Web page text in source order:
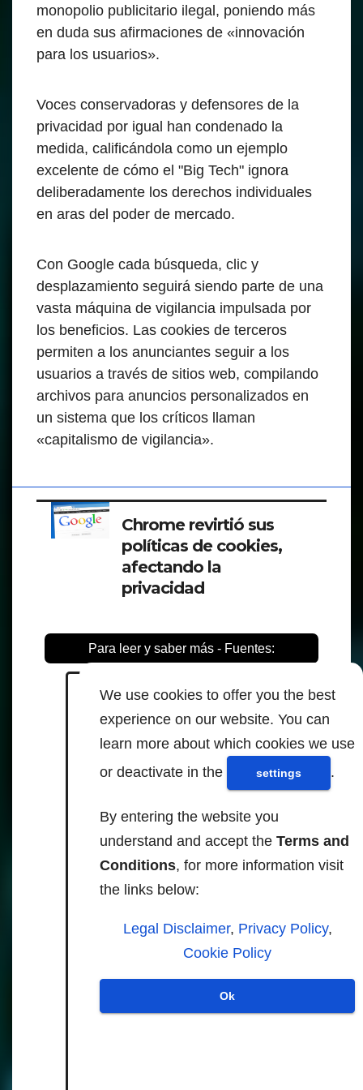
We use cookies to offer you the best
experience on our website. You can
learn more about which cookies we use
or deactivate in the
settings .
By entering the website you
understand and accept the Terms and
Conditions, for more information visit
the links below:
Legal Disclaimer, Privacy Policy,
Cookie Policy
Ok
monopolio publicitario ilegal, poniendo más
en duda sus afirmaciones de «innovación
para los usuarios».
Voces conservadoras y defensores de la
privacidad por igual han condenado la
medida, calificándola como un ejemplo
excelente de cómo el "Big Tech" ignora
deliberadamente los derechos individuales
en aras del poder de mercado.
Con Google cada búsqueda, clic y
desplazamiento seguirá siendo parte de una
vasta máquina de vigilancia impulsada por
los beneficios. Las cookies de terceros
permiten a los anunciantes seguir a los
usuarios a través de sitios web, compilando
archivos para anuncios personalizados en
un sistema que los críticos llaman
«capitalismo de vigilancia».
Chrome revirtió sus
políticas de cookies,
afectando la
privacidad
Para leer y saber más - Fuentes:
reclaimthenet.org
engadget.com forbes.com
cookie-phaseout-privacy-
sandbox-policy-reversal
-tech/google-will-keep-third-
party-tracking-cookies-on-
chrome-as-they-are-